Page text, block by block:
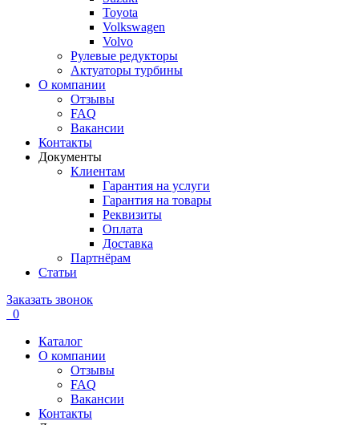
Toyota
Volkswagen
Volvo
Рулевые редукторы
Актуаторы турбины
О компании
Отзывы
FAQ
Вакансии
Контакты
Документы
Клиентам
Гарантия на услуги
Гарантия на товары
Реквизиты
Оплата
Доставка
Партнёрам
Статьи
Заказать звонок
0
Каталог
О компании
Отзывы
FAQ
Вакансии
Контакты